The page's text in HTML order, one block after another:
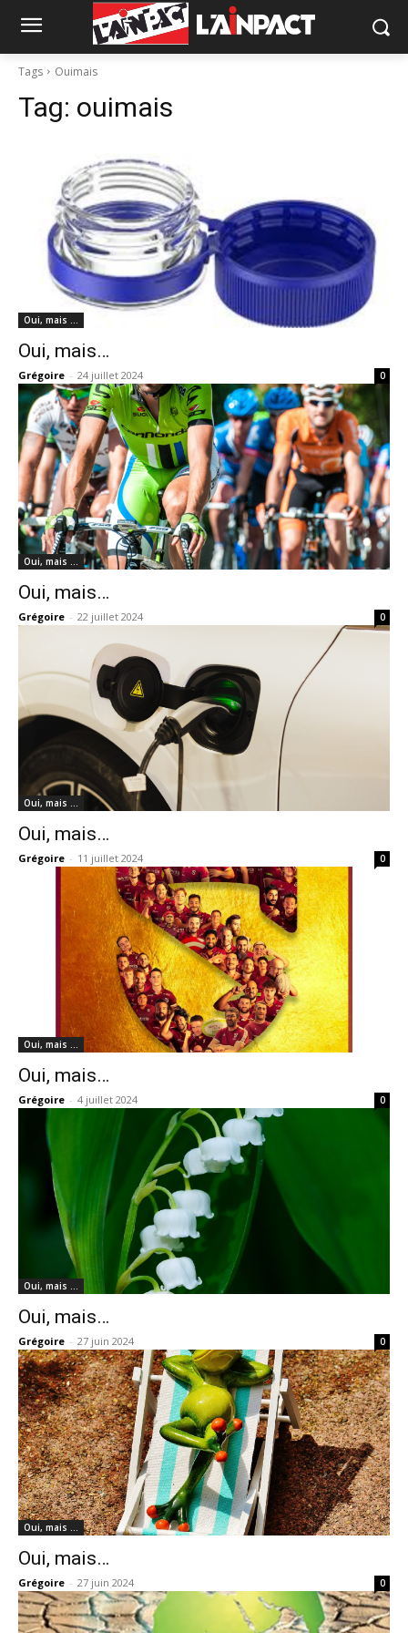
Tags Ouimais
Tag: ouimais
Oui, mais …
Oui, mais…
Grégoire - 24 juillet 2024 0
Oui, mais …
Oui, mais…
Grégoire - 22 juillet 2024 0
Oui, mais …
Oui, mais…
Grégoire - 11 juillet 2024 0
Oui, mais …
Oui, mais…
Grégoire - 4 juillet 2024 0
Oui, mais …
Oui, mais…
Grégoire - 27 juin 2024 0
Oui, mais …
Oui, mais…
Grégoire - 27 juin 2024 0